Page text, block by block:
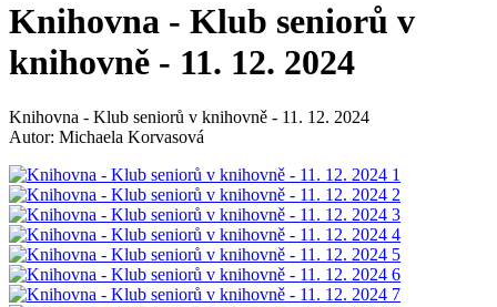
Knihovna - Klub seniorů v
knihovně - 11. 12. 2024
Knihovna - Klub seniorů v knihovně - 11. 12. 2024
Autor: Michaela Korvasová